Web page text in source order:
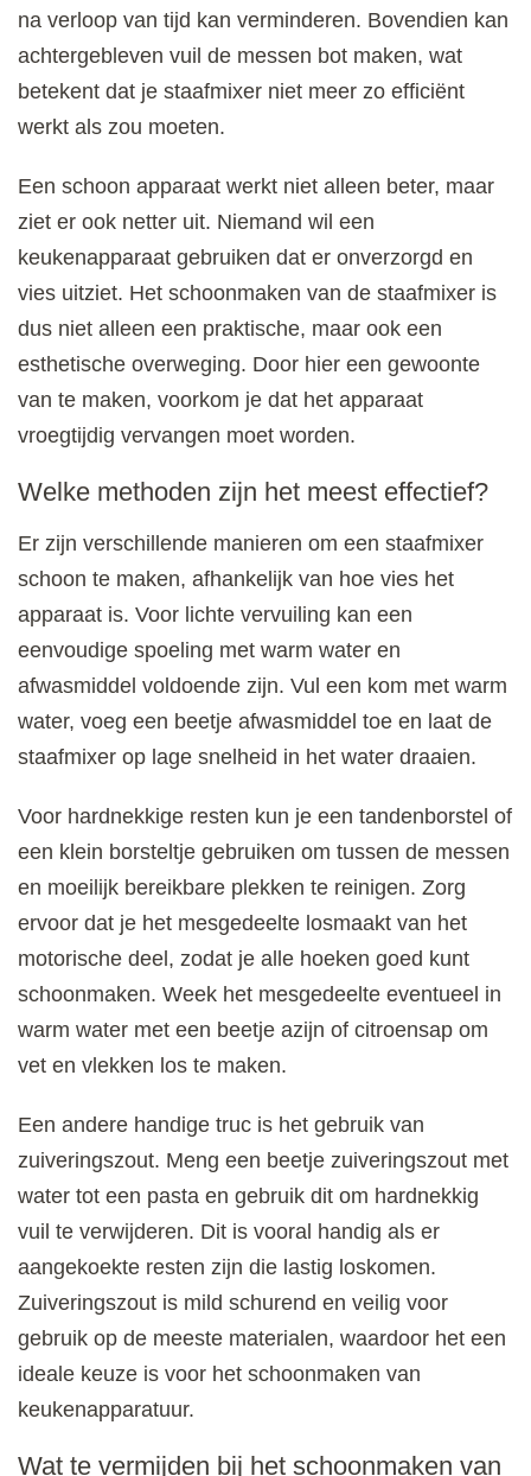
na verloop van tijd kan verminderen. Bovendien kan
achtergebleven vuil de messen bot maken, wat
betekent dat je staafmixer niet meer zo efficiënt
werkt als zou moeten.
Een schoon apparaat werkt niet alleen beter, maar
ziet er ook netter uit. Niemand wil een
keukenapparaat gebruiken dat er onverzorgd en
vies uitziet. Het schoonmaken van de staafmixer is
dus niet alleen een praktische, maar ook een
esthetische overweging. Door hier een gewoonte
van te maken, voorkom je dat het apparaat
vroegtijdig vervangen moet worden.
Welke methoden zijn het meest effectief?
Er zijn verschillende manieren om een staafmixer
schoon te maken, afhankelijk van hoe vies het
apparaat is. Voor lichte vervuiling kan een
eenvoudige spoeling met warm water en
afwasmiddel voldoende zijn. Vul een kom met warm
water, voeg een beetje afwasmiddel toe en laat de
staafmixer op lage snelheid in het water draaien.
Voor hardnekkige resten kun je een tandenborstel of
een klein borsteltje gebruiken om tussen de messen
en moeilijk bereikbare plekken te reinigen. Zorg
ervoor dat je het mesgedeelte losmaakt van het
motorische deel, zodat je alle hoeken goed kunt
schoonmaken. Week het mesgedeelte eventueel in
warm water met een beetje azijn of citroensap om
vet en vlekken los te maken.
Een andere handige truc is het gebruik van
zuiveringszout. Meng een beetje zuiveringszout met
water tot een pasta en gebruik dit om hardnekkig
vuil te verwijderen. Dit is vooral handig als er
aangekoekte resten zijn die lastig loskomen.
Zuiveringszout is mild schurend en veilig voor
gebruik op de meeste materialen, waardoor het een
ideale keuze is voor het schoonmaken van
keukenapparatuur.
Wat te vermijden bij het schoonmaken van